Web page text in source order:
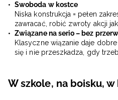
Swoboda w kostce
Niska konstrukcja = pełen
zawracać, robić zwroty akcji
Związane na serio – bez
Klasyczne wiązanie daje
się i nie przeszkadza, gdy
W szkole, na boisku,